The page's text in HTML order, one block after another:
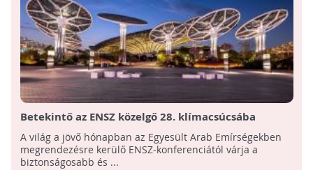
Betekintő az ENSZ közelgő 28. klímacsúcsába
A világ a jövő hónapban az Egyesült Arab Emírségekben
megrendezésre kerülő ENSZ-konferenciától várja a
biztonságosabb és ...